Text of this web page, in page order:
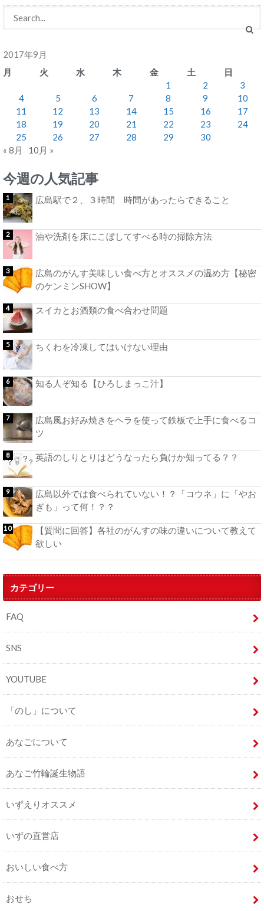
2017年9月
月
火 水 木 金 土
日
1
2
3
4
5 6 7 8 9
10
11
12 13 14 15 16
17
18
19 20 21 22 23
24
25
26 27 28 29
30
« 8月
10月 »
今週の人気記事
広島駅で２、３時間 時間があったらできること
油や洗剤を床にこぼしてすべる時の掃除方法
広島のがんす美味しい食べ方とオススメの温め方【秘密
のケンミンSHOW】
スイカとお酒類の食べ合わせ問題
ちくわを冷凍してはいけない理由
知る人ぞ知る【ひろしまっこ汁】
広島風お好み焼きをヘラを使って鉄板で上手に食べるコ
ツ
英語のしりとりはどうなったら負けか知ってる？？
広島以外では食べられていない！？「コウネ」に「やお
ぎも」って何！？？
【質問に回答】各社のがんすの味の違いについて教えて
欲しい
カテゴリー
FAQ
SNS
YOUTUBE
「のし」について
あなごについて
あなご竹輪誕生物語
いずえりオススメ
いずの直営店
おいしい食べ方
おせち